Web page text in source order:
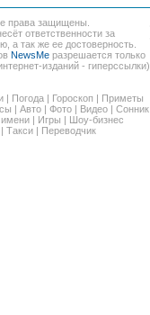
права защищены.
ответственности за
так же ее достоверность.
NewsMe разрешается только
изданий - гиперссылки)
| Погода | Гороскоп | Приметы
| Авто | Фото | Видео | Сонник
| Игры | Шоу-бизнес
| Такси | Переводчик